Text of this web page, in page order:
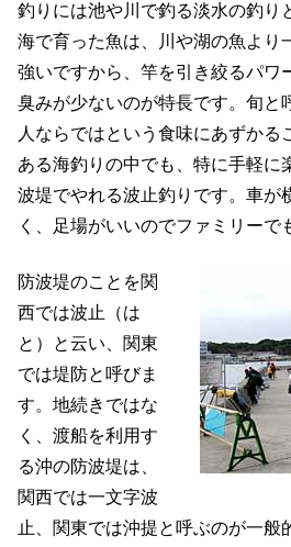
釣りには池や川で釣る淡水の釣り
海で育った魚は、川や湖の魚より
強いですから、竿を引き絞るパワ
臭みが少ないのが特長です。旬と
人ならではという食味にあずかる
ある海釣りの中でも、特に手軽に
波堤でやれる波止釣りです。車が
く、足場がいいのでファミリーで
防波堤のことを関
西では波止（は
と）と云い、関東
では堤防と呼びま
す。地続きではな
く、渡船を利用す
る沖の防波堤は、
関西では一文字波
止、関東では沖提と呼ぶのが一般